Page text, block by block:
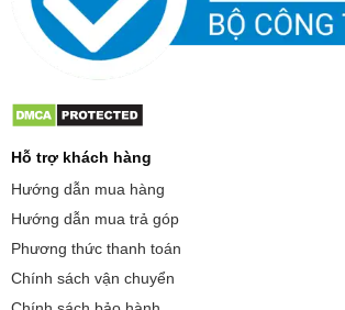
Hỗ trợ khách hàng
Hướng dẫn mua hàng
Hướng dẫn mua trả góp
Phương thức thanh toán
Chính sách vận chuyển